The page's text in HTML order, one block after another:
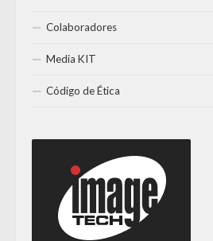
Colaboradores
Media KIT
Código de Ética